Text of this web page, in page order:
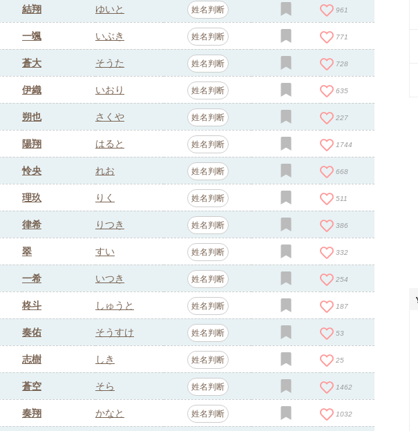
結翔 ゆいと 姓名判断 961
一颯 いぶき 姓名判断 771
蒼大 そうた 姓名判断 728
伊織 いおり 姓名判断 635
朔也 さくや 姓名判断 227
陽翔 はると 姓名判断 1744
怜央 れお 姓名判断 668
理玖 りく 姓名判断 511
律希 りつき 姓名判断 386
翠 すい 姓名判断 332
一希 いつき 姓名判断 254
柊斗 しゅうと 姓名判断 187
奏佑 そうすけ 姓名判断 53
志樹 しき 姓名判断 25
蒼空 そら 姓名判断 1462
奏翔 かなと 姓名判断 1032